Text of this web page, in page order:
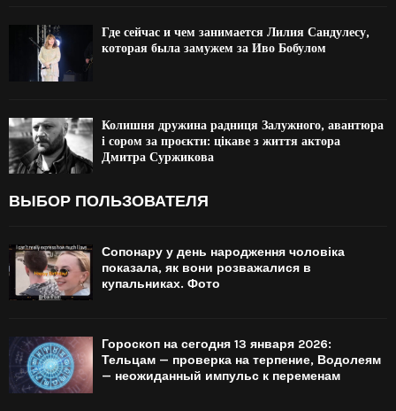
Где сейчас и чем занимается Лилия Сандулесу,
которая была замужем за Иво Бобулом
Колишня дружина радниця Залужного, авантюра
і сором за проєкти: цікаве з життя актора
Дмитра Суржикова
ВЫБОР ПОЛЬЗОВАТЕЛЯ
Сопонару у день народження чоловіка
показала, як вони розважалися в
купальниках. Фото
Гороскоп на сегодня 13 января 2026:
Тельцам — проверка на терпение, Водолеям
— неожиданный импульс к переменам